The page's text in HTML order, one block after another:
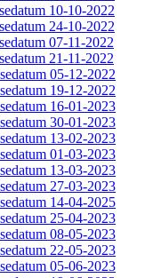
10-10-2022
24-10-2022
07-11-2022
21-11-2022
05-12-2022
19-12-2022
16-01-2023
30-01-2023
13-02-2023
01-03-2023
13-03-2023
27-03-2023
14-04-2025
25-04-2023
08-05-2023
22-05-2023
05-06-2023